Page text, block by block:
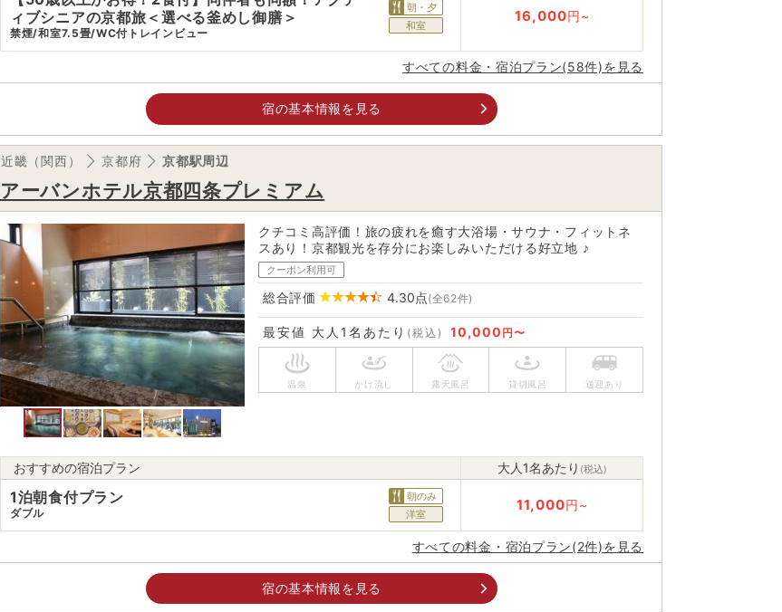
ィブシニアの京都旅＜選べる釜めし御膳＞
禁煙/和室7.5畳/WC付トレインビュー
朝・夕
和室
16,000円~
すべての料金・宿泊プラン(58件)を見る
宿の基本情報を見る
近畿（関西） 京都府 京都駅周辺
アーバンホテル京都四条プレミアム
クチコミ高評価！旅の疲れを癒す大浴場・サウナ・フィットネ
スあり！京都観光を存分にお楽しみいただける好立地 ♪
クーポン利用可
総合評価 4.30点(全62件)
最安値 大人1名あたり (税込) 10,000 円〜
おすすめの宿泊プラン 大人1名あたり (税込)
1泊朝食付プラン
ダブル
朝のみ
洋室
11,000円~
すべての料金・宿泊プラン(2件)を見る
宿の基本情報を見る